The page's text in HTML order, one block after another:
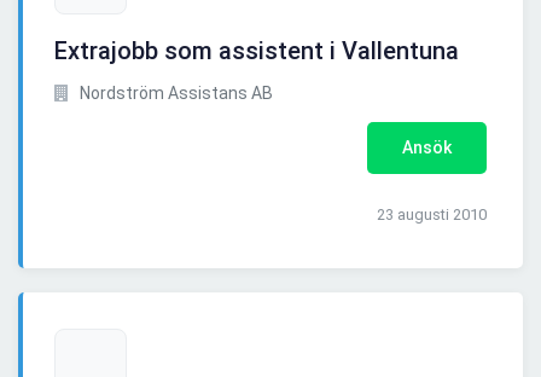
Extrajobb som assistent i Vallentuna
Nordström Assistans AB
Ansök
23 augusti 2010